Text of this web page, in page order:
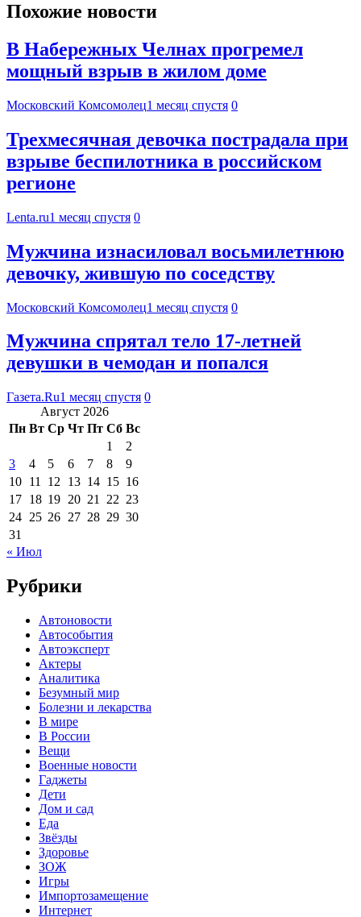
Похожие новости
В Набережных Челнах прогремел
мощный взрыв в жилом доме
Московский Комсомолец1 месяц спустя 0
Трехмесячная девочка пострадала при
взрыве беспилотника в российском
регионе
Lenta.ru1 месяц спустя 0
Мужчина изнасиловал восьмилетнюю
девочку, жившую по соседству
Московский Комсомолец1 месяц спустя 0
Мужчина спрятал тело 17-летней
девушки в чемодан и попался
Газета.Ru1 месяц спустя 0
Август 2026
Пн Вт Ср Чт Пт Сб Вс
1
2
3
4 5 6 7 8
9
10 11 12 13 14 15 16
17 18 19 20 21 22 23
24 25 26 27 28 29 30
31
« Июл
Рубрики
Автоновости
Автособытия
Автоэксперт
Актеры
Аналитика
Безумный мир
Болезни и лекарства
В мире
В России
Вещи
Военные новости
Гаджеты
Дети
Дом и сад
Еда
Звёзды
Здоровье
ЗОЖ
Игры
Импортозамещение
Интернет